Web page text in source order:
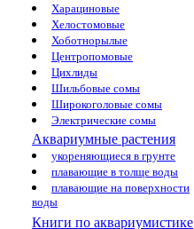
Харациновые
Хелостомовые
Хоботнорылые
Центропомовые
Цихлиды
Шильбовые сомы
Широкоголовые сомы
Электрические сомы
Аквариумные растения
укореняющиеся в грунте
плавающие в толще воды
плавающие на поверхности
воды
Книги по аквариумистике